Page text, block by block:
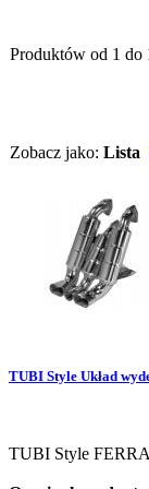
Produktów od 1 do
Zobacz jako: Lista
TUBI Style Układ
TUBI Style